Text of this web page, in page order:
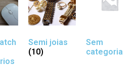
Semi joias
(10)
Sem
categoria